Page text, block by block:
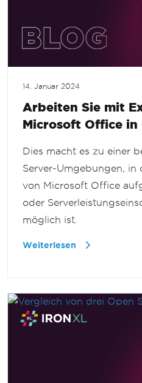
14. Januar 2024
Arbeiten Sie mit
Microsoft Office in
Dies macht es zu einer
Server-Umgebungen, in
von Microsoft Office
oder
möglich ist.
Weiterlesen